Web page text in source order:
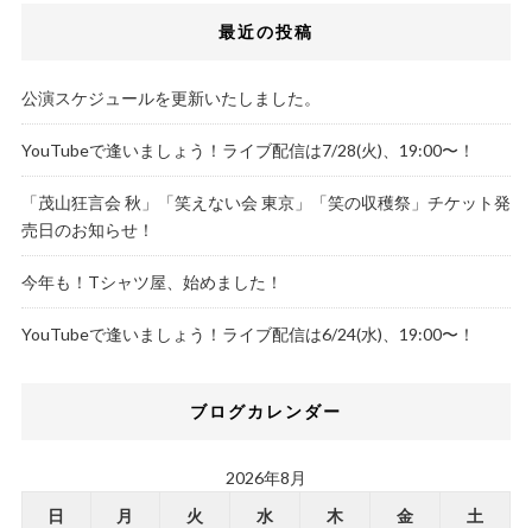
最近の投稿
公演スケジュールを更新いたしました。
YouTubeで逢いましょう！ライブ配信は7/28(火)、19:00〜！
「茂山狂言会 秋」「笑えない会 東京」「笑の収穫祭」チケット発
売日のお知らせ！
今年も！Tシャツ屋、始めました！
YouTubeで逢いましょう！ライブ配信は6/24(水)、19:00〜！
ブログカレンダー
2026年8月
日
月 火 水 木 金 土